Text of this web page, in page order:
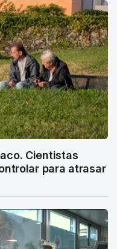
Cientistas
para atrasar